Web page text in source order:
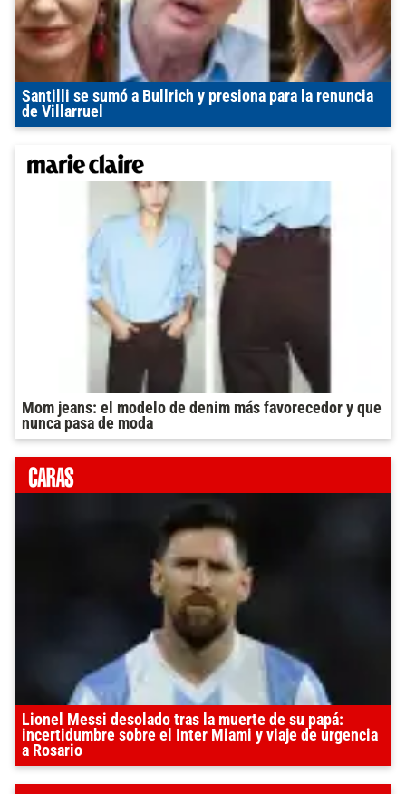
Santilli se sumó a Bullrich y presiona para la renuncia
de Villarruel
Mom jeans: el modelo de denim más favorecedor y que
nunca pasa de moda
Lionel Messi desolado tras la muerte de su papá:
incertidumbre sobre el Inter Miami y viaje de urgencia
a Rosario